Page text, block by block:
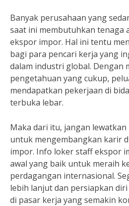
Banyak perusahaan yang
saat ini membutuhkan tenaga
ekspor impor. Hal ini tentu
bagi para pencari kerja yang
dalam industri global. Dengan
pengetahuan yang cukup,
mendapatkan pekerjaan di
terbuka lebar.
Maka dari itu, jangan
untuk mengembangkan karir
impor. Info loker staff ekspor
awal yang baik untuk meraih
perdagangan internasional.
lebih lanjut dan persiapkan
di pasar kerja yang semakin